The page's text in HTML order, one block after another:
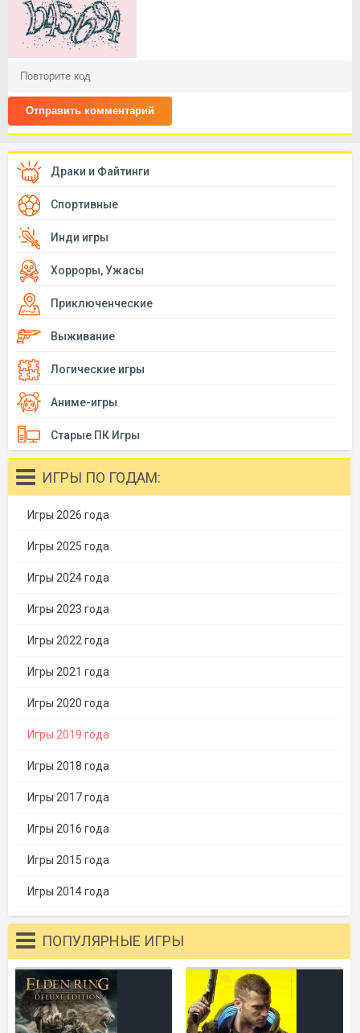
Отправить комментарий
Драки и Файтинги
Спортивные
Инди игры
Хорроры, Ужасы
Приключенческие
Выживание
Логические игры
Аниме-игры
Старые ПК Игры
ИГРЫ ПО ГОДАМ:
Игры 2026 года
Игры 2025 года
Игры 2024 года
Игры 2023 года
Игры 2022 года
Игры 2021 года
Игры 2020 года
Игры 2019 года
Игры 2018 года
Игры 2017 года
Игры 2016 года
Игры 2015 года
Игры 2014 года
ПОПУЛЯРНЫЕ ИГРЫ